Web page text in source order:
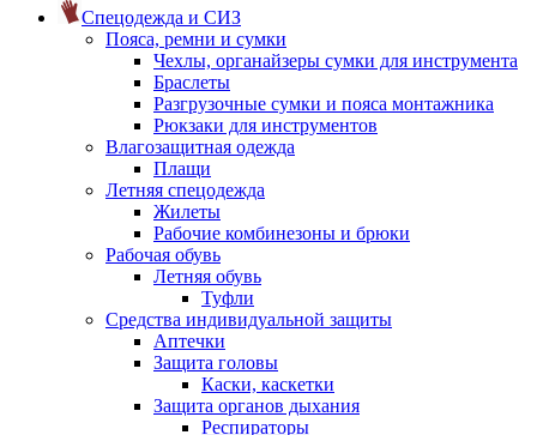
Спецодежда и СИЗ
Пояса, ремни и сумки
Чехлы, органайзеры сумки для инструмента
Браслеты
Разгрузочные сумки и пояса монтажника
Рюкзаки для инструментов
Влагозащитная одежда
Плащи
Летняя спецодежда
Жилеты
Рабочие комбинезоны и брюки
Рабочая обувь
Летняя обувь
Туфли
Средства индивидуальной защиты
Аптечки
Защита головы
Каски, каскетки
Защита органов дыхания
Респираторы